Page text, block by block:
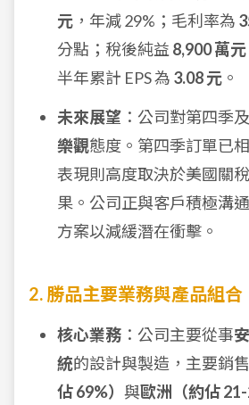
元 ，年減 29%；毛利率為
分點；稅後純益 8,900 萬元
半年累計 EPS 為 3.08 元 。
未來展望 ：公司對第四季
樂觀態度。第四季訂單已
表現則高度取決於美國關
果。公司正與客戶積極溝
方案以減緩潛在衝擊。
2. 勝品主要業務與產品組合
核心業務 ：公司主要從事
統的設計與製造，主要銷
佔 69%） 與歐洲（約佔 21-